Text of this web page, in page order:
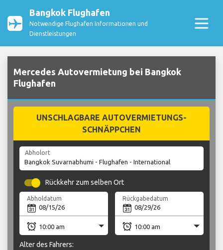
Bangkok Flughafen
Notwendige Flughafen Informationen und
Dienstleistungen
Mercedes Autovermietung bei Bangkok
Flughafen
UNSCHLAGBARE AUTOVERMIETUNGS-
SCHNÄPPCHEN
Abholort
Rückkehr zum selben Ort
Abholdatum Rückgabedatum
Alter des Fahrers: